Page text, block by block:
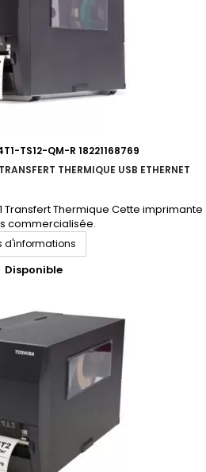
TS12-QM-R 18221168769
THERMIQUE USB ETHERNET
Transfert Thermique Cette imprimante
commercialisée.
d'informations
Disponible